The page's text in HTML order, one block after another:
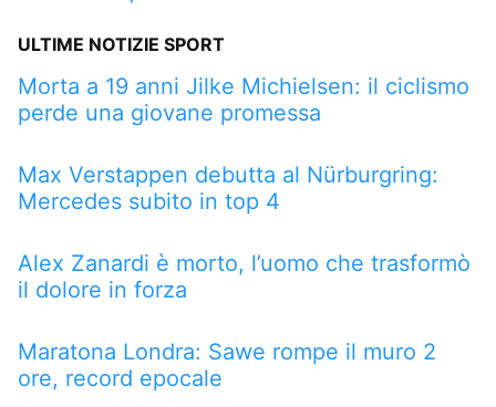
ULTIME NOTIZIE SPORT
Morta a 19 anni Jilke Michielsen: il ciclismo
perde una giovane promessa
Max Verstappen debutta al Nürburgring:
Mercedes subito in top 4
Alex Zanardi è morto, l’uomo che trasformò
il dolore in forza
Maratona Londra: Sawe rompe il muro 2
ore, record epocale